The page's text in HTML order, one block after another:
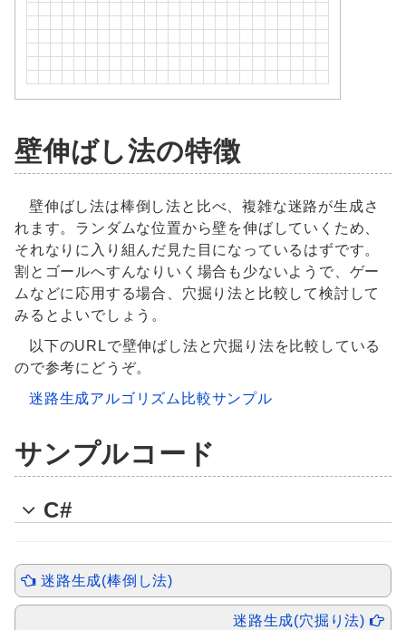
壁伸ばし法の特徴
壁伸ばし法は棒倒し法と比べ、複雑な迷路が生成さ
れます。ランダムな位置から壁を伸ばしていくため、
それなりに入り組んだ見た目になっているはずです。
割とゴールへすんなりいく場合も少ないようで、ゲー
ムなどに応用する場合、穴掘り法と比較して検討して
みるとよいでしょう。
以下のURLで壁伸ばし法と穴掘り法を比較している
ので参考にどうぞ。
迷路生成アルゴリズム比較サンプル
サンプルコード
C#
迷路生成(棒倒し法)
迷路生成(穴掘り法)